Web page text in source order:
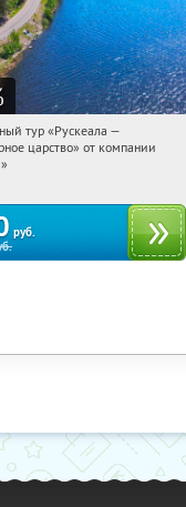
Купили:
тур «Рускеала —
царство» от компании
руб.